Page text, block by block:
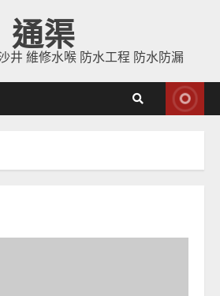
通渠
井 維修水喉 防水工程 防水防漏